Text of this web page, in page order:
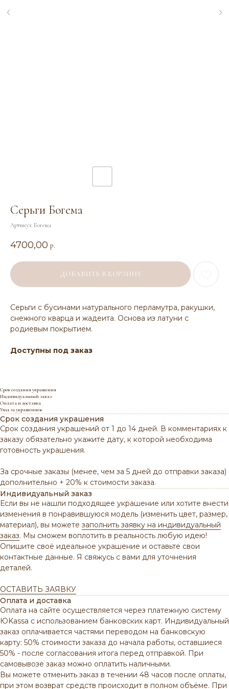
Серьги Богема
Артикул: Богема
4700,00 р.
ДОБАВИТЬ В КОРЗИНУ
Серьги c бусинами натурального перламутра, ракушки,
снежного кварца и жадеита. Основа из латуни с
родиевым покрытием.
Доступны под заказ
Срок создания украшения
Индивидуальный заказ
Оплата и доставка
Уход за украшением
Срок создания украшения
Срок создания украшений от 1 до 14 дней. В комментариях к
заказу обязательно укажите дату, к которой необходима
готовность украшения.
За срочные заказы (менее, чем за 5 дней до отправки заказа)
дополнительно + 20% к стоимости заказа.
Индивидуальный заказ
Если вы не нашли подходящее украшение или хотите внести
изменения в понравившуюся модель (изменить цвет, размер,
материал), вы можете заполнить заявку на индивидуальный
заказ. Мы сможем воплотить в реальность любую идею!
Опишите своё идеальное украшение и оставьте свои
контактные данные. Я свяжусь с вами для уточнения
деталей.
ОСТАВИТЬ ЗАЯВКУ
Оплата и доставка
Оплата на сайте осуществляется через платежную систему
ЮKassa с использованием банковских карт. Индивидуальный
заказ оплачивается частями переводом на банковскую
карту: 50% стоимости заказа до начала работы, оставшиеся
50% - после согласования итога перед отправкой. При
самовывозе заказ можно оплатить наличными.
Вы можете отменить заказ в течении 48 часов после оплаты,
при этом возврат средств происходит в полном объёме. При